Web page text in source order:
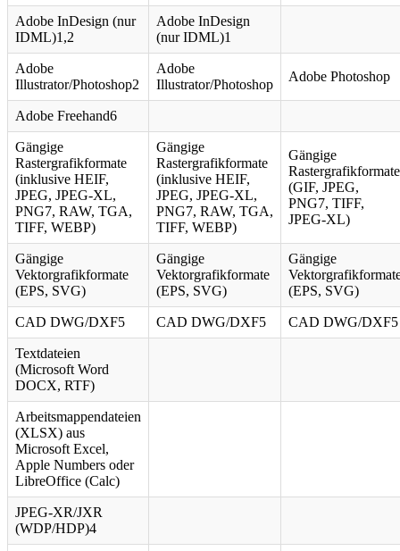
Adobe InDesign (nur
IDML)1,2
Adobe InDesign
(nur IDML)1
Adobe
Illustrator/Photoshop2
Adobe
Illustrator/Photoshop
Adobe Photoshop
Adobe Freehand6
Gängige
Rastergrafikformate
(inklusive HEIF,
JPEG, JPEG-XL,
PNG7, RAW, TGA,
TIFF, WEBP)
Gängige
Rastergrafikformate
(inklusive HEIF,
JPEG, JPEG-XL,
PNG7, RAW, TGA,
TIFF, WEBP)
Gängige
Rastergrafikformate
(GIF, JPEG,
PNG7, TIFF,
JPEG-XL)
Gängige
Vektorgrafikformate
(EPS, SVG)
Gängige
Vektorgrafikformate
(EPS, SVG)
Gängige
(EPS, SVG)
CAD DWG/DXF5 CAD DWG/DXF5 CAD DWG/DXF5
Textdateien
(Microsoft Word
DOCX, RTF)
Arbeitsmappendateien
(XLSX) aus
Microsoft Excel,
Apple Numbers oder
LibreOffice (Calc)
JPEG-XR/JXR
(WDP/HDP)4